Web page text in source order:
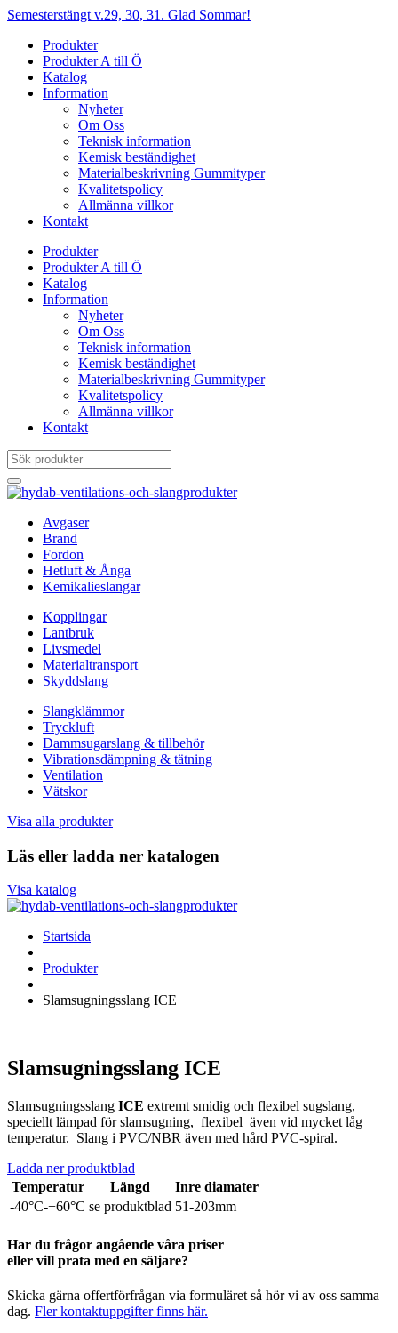
Hoppa
innehåll
Semesterstängt v.29, 30, 31. Glad Sommar!
Produkter
Produkter A till Ö
Katalog
Information
Nyheter
Om Oss
Teknisk information
Kemisk beständighet
Materialbeskrivning Gummityper
Kvalitetspolicy
Allmänna villkor
Kontakt
Produkter
Produkter A till Ö
Katalog
Information
Nyheter
Om Oss
Teknisk information
Kemisk beständighet
Materialbeskrivning Gummityper
Kvalitetspolicy
Allmänna villkor
Kontakt
Avgaser
Brand
Fordon
Hetluft & Ånga
Kemikalieslangar
Kopplingar
Lantbruk
Livsmedel
Materialtransport
Skyddslang
Slangklämmor
Tryckluft
Dammsugarslang & tillbehör
Vibrationsdämpning & tätning
Ventilation
Vätskor
Visa alla produkter
Läs eller ladda ner katalogen
Visa katalog
Startsida
Produkter
Slamsugningsslang ICE
Slamsugningsslang ICE
Slamsugningsslang ICE extremt smidig och flexibel sugslang,
speciellt lämpad för slamsugning, flexibel även vid mycket låg
temperatur. Slang i PVC/NBR även med hård PVC-spiral.
Ladda ner produktblad
Temperatur
Längd
Inre diamater
-40°C-+60°C se produktblad 51-203mm
Har du frågor angående våra priser
eller vill prata med en säljare?
Skicka gärna offertförfrågan via formuläret så hör vi av oss samma
dag. Fler kontaktuppgifter finns här.